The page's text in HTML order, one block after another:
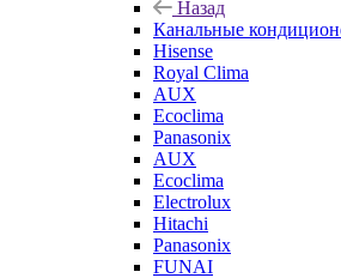
Назад
Канальные
Hisense
Royal Clima
AUX
Ecoclima
Panasonix
AUX
Ecoclima
Electrolux
Hitachi
Panasonix
FUNAI